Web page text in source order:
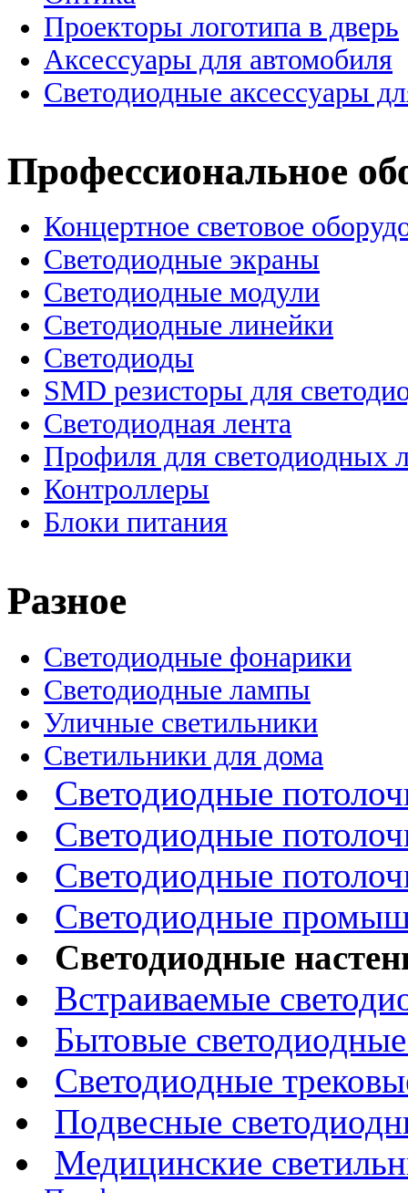
Проекторы логотипа в дверь
Аксессуары для автомобиля
Светодиодные аксессуары
Профессиональное
Концертное световое
Cветодиодные экраны
Светодиодные модули
Светодиодные линейки
Светодиоды
SMD резисторы для
Светодиодная лента
Профиля для светодиодных
Контроллеры
Блоки питания
Разное
Светодиодные фонарики
Светодиодные лампы
Уличные светильники
Светильники для дома
Светодиодные
Светодиодные
Светодиодные
Светодиодные
Светодиодные
Встраиваемые
Бытовые
Светодиодные
Подвесные
Медицинские